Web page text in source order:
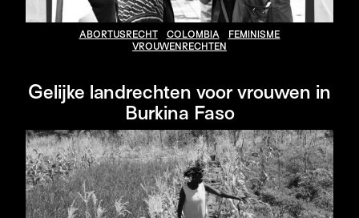
ABORTUSRECHT COLOMBIA
FEMINISME
VROUWENRECHTEN
Gelijke landrechten voor vrouwen in
Burkina Faso